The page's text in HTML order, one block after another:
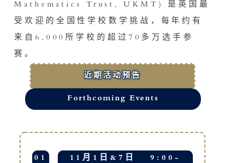
Mathematics Trust, UKMT) 是英国最
受欢迎的全国性学校数学挑战，每年约有
来自6,000所学校的超过70多万选手参
赛。
近期活动预告
Forthcoming Events
01 11月1日&7日 9:00-